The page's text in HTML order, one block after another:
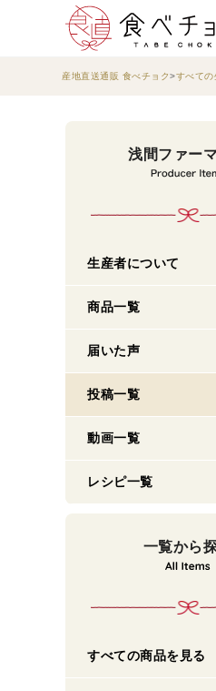
産地直送通販 食べチョク すべての
浅間ファー
生産者について
商品一覧
届いた声
投稿一覧
動画一覧
レシピ一覧
一覧から
すべての商品を見る